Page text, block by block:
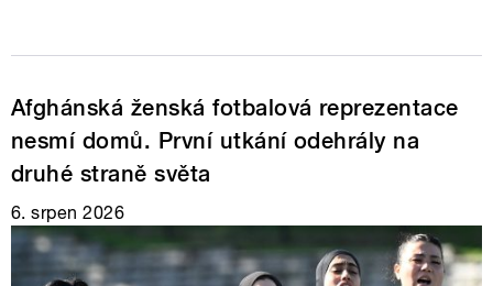
Afghánská ženská fotbalová reprezentace
nesmí domů. První utkání odehrály na
druhé straně světa
6. srpen 2026